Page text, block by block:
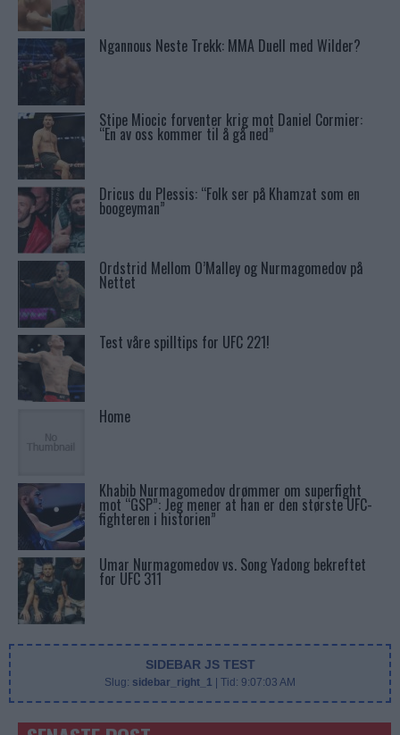
Ngannous Neste Trekk: MMA Duell med Wilder?
Stipe Miocic forventer krig mot Daniel Cormier:
“En av oss kommer til å gå ned”
Dricus du Plessis: “Folk ser på Khamzat som en
boogeyman”
Ordstrid Mellom O’Malley og Nurmagomedov på
Nettet
Test våre spilltips for UFC 221!
Home
Khabib Nurmagomedov drømmer om superfight
mot “GSP”: Jeg mener at han er den største UFC-
fighteren i historien”
Umar Nurmagomedov vs. Song Yadong bekreftet
for UFC 311
SIDEBAR JS TEST
Slug: sidebar_right_1 | Tid: 9:07:03 AM